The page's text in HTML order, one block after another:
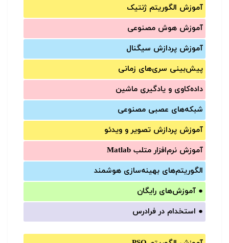
آموزش الگوریتم ژنتیک
آموزش‌ هوش مصنوعی
آموزش‌ پردازش سیگنال
پیش‌‌بینی سری‌‌های زمانی
داده‌کاوی و یادگیری ماشین
شبکه‌های عصبی مصنوعی
آموزش‌ پردازش تصویر و ویدئو
آموزش‌ نرم‌افزار متلب Matlab
الگوریتم‌های بهینه‌سازی هوشمند
● آموزش‌های رایگان
● استخدام در فرادرس